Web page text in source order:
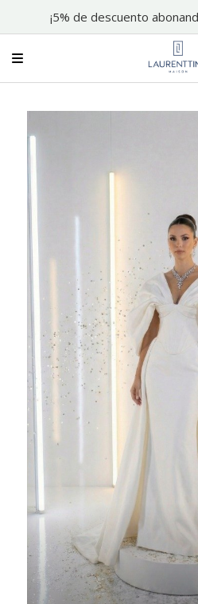
¡5% de descuento